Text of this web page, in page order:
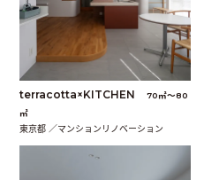
terracotta×KITCHEN
70㎡〜80
㎡
東京都 ／マンションリノベーション